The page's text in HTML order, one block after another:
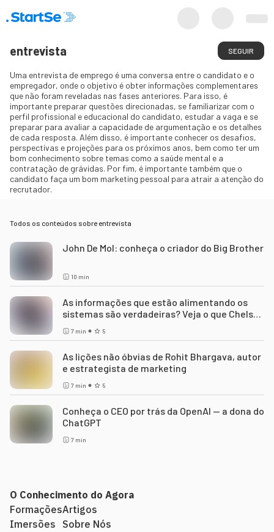
entrevista SEGUIR
Uma entrevista de emprego é uma conversa entre o candidato e o
empregador, onde o objetivo é obter informações complementares
que não foram reveladas nas fases anteriores. Para isso, é
importante preparar questões direcionadas, se familiarizar com o
perfil profissional e educacional do candidato, estudar a vaga e se
preparar para avaliar a capacidade de argumentação e os detalhes
de cada resposta. Além disso, é importante conhecer os desafios,
perspectivas e projeções para os próximos anos, bem como ter um
bom conhecimento sobre temas como a saúde mental e a
contratação de grávidas. Por fim, é importante também que o
candidato faça um bom marketing pessoal para atrair a atenção do
recrutador.
Todos os conteúdos sobreentrevista
John De Mol: conheça o criador do Big Brother
10 min
As informações que estão alimentando os
sistemas são verdadeiras? Veja o que Chelsea
Manning diz
7 min 5
As lições não óbvias de Rohit Bhargava, autor
e estrategista de marketing
7 min 5
Conheça o CEO por trás da OpenAI — a dona do
ChatGPT
7 min
O Conhecimento do Agora
Formações
Imersões
Artigos
Sobre Nós